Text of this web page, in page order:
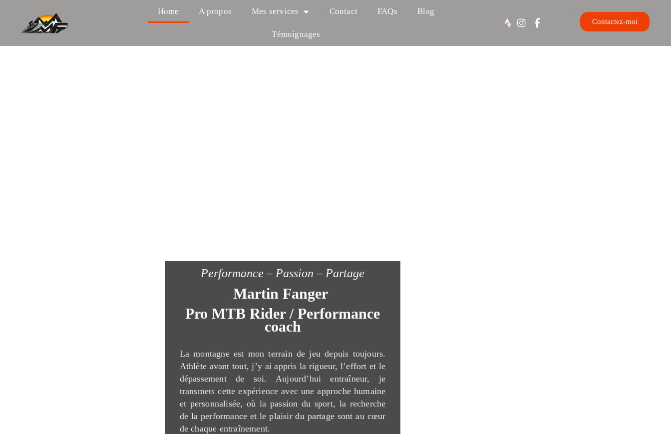
Home A propos Mes services Contact FAQs Blog
Témoignages
Contactez-moi
Performance – Passion – Partage
Martin Fanger
Pro MTB Rider / Performance
coach
La montagne est mon terrain de jeu depuis toujours.
Athlète avant tout, j’y ai appris la rigueur, l’effort et le
dépassement de soi. Aujourd’hui entraîneur, je
transmets cette expérience avec une approche humaine
et personnalisée, où la passion du sport, la recherche
de la performance et le plaisir du partage sont au cœur
de chaque entraînement.